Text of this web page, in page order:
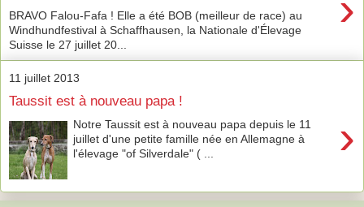
BRAVO Falou-Fafa ! Elle a été BOB (meilleur de race) au
Windhundfestival à Schaffhausen, la Nationale d'Élevage
Suisse le 27 juillet 20...
11 juillet 2013
Taussit est à nouveau papa !
›
Notre Taussit est à nouveau papa depuis le 11
juillet d'une petite famille née en Allemagne à
l'élevage "of Silverdale" ( ...